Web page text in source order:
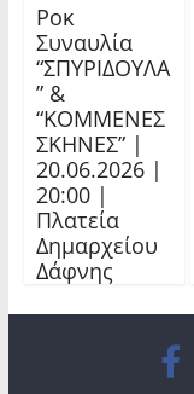
Ροκ
Συναυλία
“ΣΠΥΡΙΔΟΥΛΑ
” &
“ΚΟΜΜΕΝΕΣ
ΣΚΗΝΕΣ” |
20.06.2026 |
20:00 |
Πλατεία
Δημαρχείου
Δάφνης